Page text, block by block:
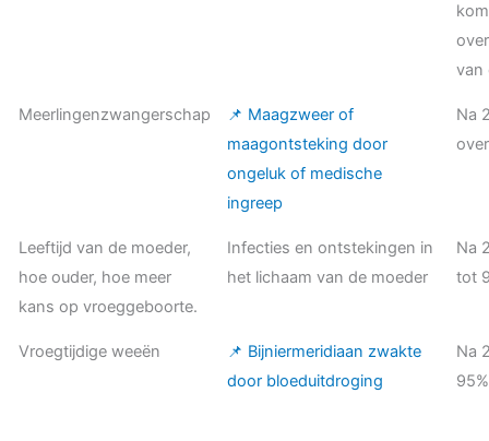
van
Meerlingenzwangerschap
📌 Maagzweer of
maagontsteking door
ongeluk of medische
ingreep
Na
Leeftijd van de moeder,
hoe ouder, hoe meer
kans op vroeggeboorte.
Infecties en ontstekingen in
het lichaam van de moeder
Na
tot
Vroegtijdige weeën
📌 Bijniermeridiaan zwakte
door bloeduitdroging
Na
95%